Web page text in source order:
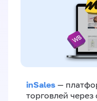
inSales —
торговлей через